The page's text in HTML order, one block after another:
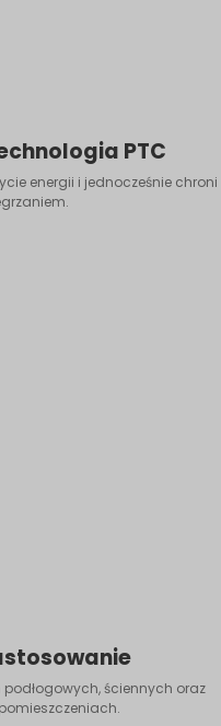
PTC
energii i jednocześnie chroni
ściennych oraz